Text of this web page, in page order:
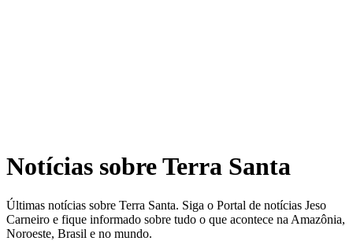
Notícias sobre Terra Santa
Últimas notícias sobre Terra Santa. Siga o Portal de notícias Jeso
Carneiro e fique informado sobre tudo o que acontece na Amazônia,
Noroeste, Brasil e no mundo.